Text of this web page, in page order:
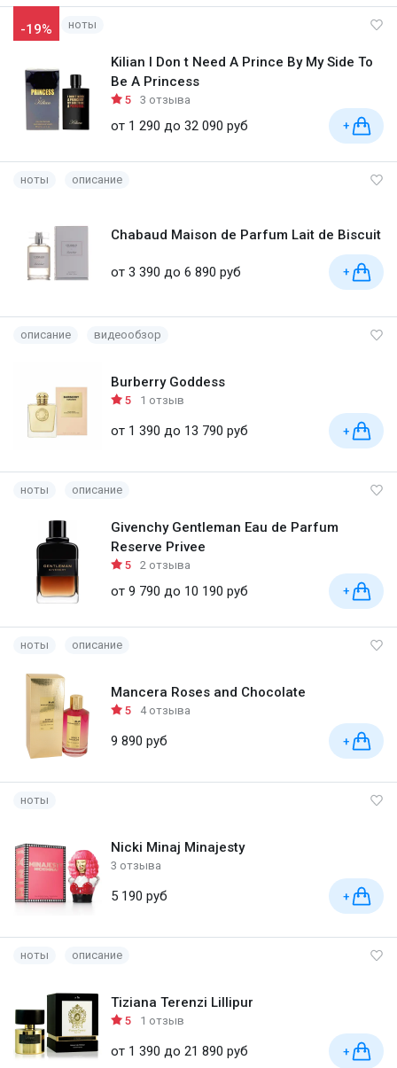
-19% ноты
Kilian I Don t Need A Prince By My Side To
Be A Princess
5 3 отзыва
от 1 290 до 32 090 руб +
ноты описание
Chabaud Maison de Parfum Lait de Biscuit
от 3 390 до 6 890 руб +
описание видеообзор
Burberry Goddess
5 1 отзыв
от 1 390 до 13 790 руб +
ноты описание
Givenchy Gentleman Eau de Parfum
Reserve Privee
5 2 отзыва
от 9 790 до 10 190 руб +
ноты описание
Mancera Roses and Chocolate
5 4 отзыва
9 890 руб +
ноты
Nicki Minaj Minajesty
3 отзыва
5 190 руб +
ноты описание
Tiziana Terenzi Lillipur
5 1 отзыв
от 1 390 до 21 890 руб +